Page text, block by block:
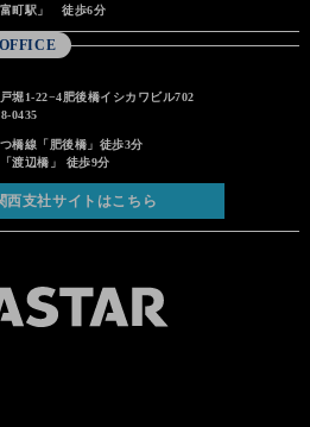
富町駅」 徒歩6分
OFFICE
堀1-22−4肥後橋イシカワビル702
0435
橋線「肥後橋」徒歩3分
渡辺橋」 徒歩9分
西支社サイトはこちら